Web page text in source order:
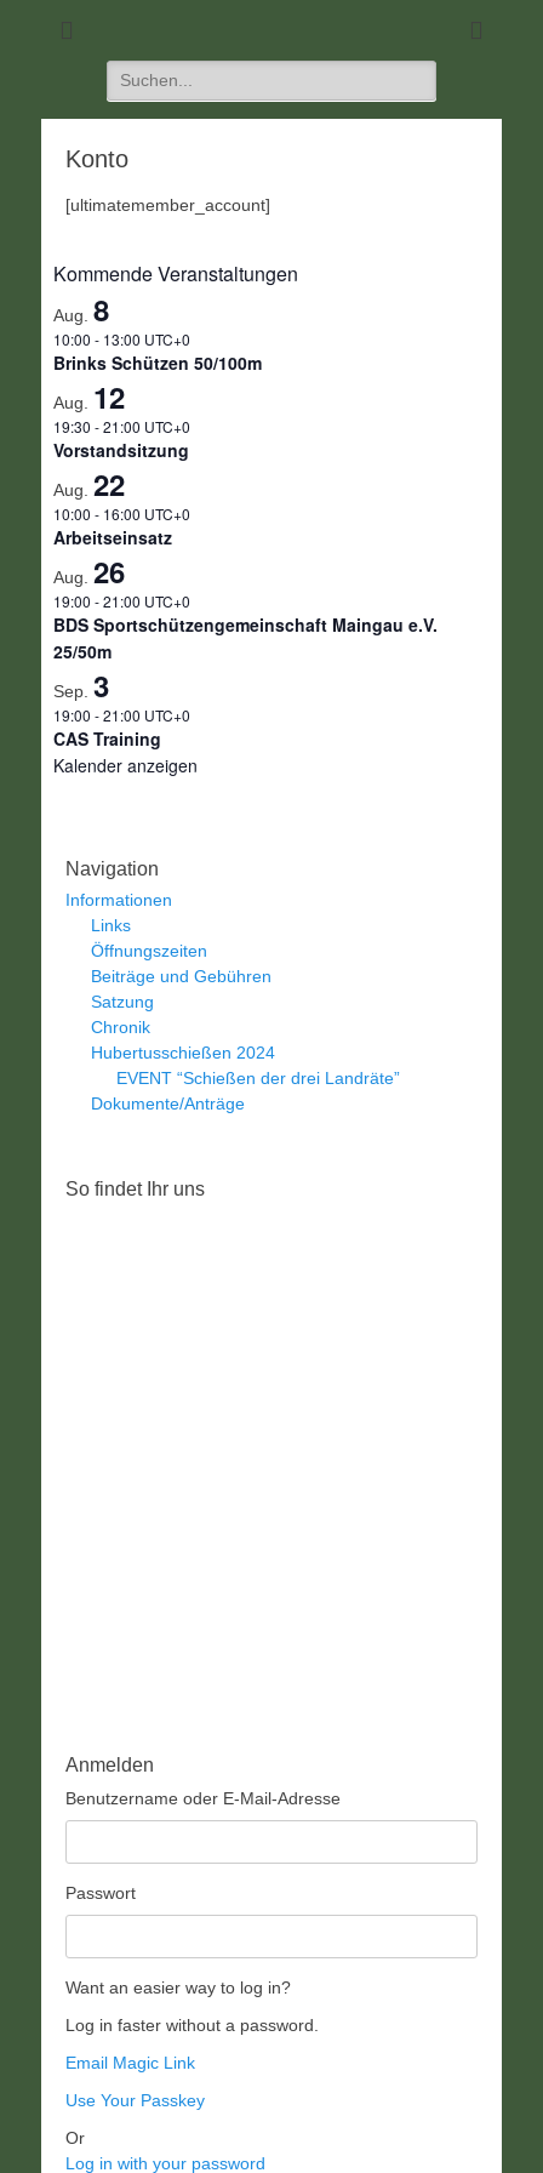
SC 1968 Klein-
Suchen
nach:
Konto
[ultimatemember_account]
Kommende Veranstaltungen
Aug. 8
10:00 - 13:00 UTC+0
Brinks Schützen 50/100m
Aug. 12
19:30 -21:00 UTC+0
Vorstandsitzung
Aug. 22
10:00 - 16:00 UTC+0
Arbeitseinsatz
Aug. 26
19:00 -21:00 UTC+0
BDS Sportschützengemeinschaft Maingau e.V.
25/50m
Sep. 3
19:00 -21:00 UTC+0
CAS Training
Kalender anzeigen
Navigation
Informationen
Links
Öffnungszeiten
Beiträge und Gebühren
Satzung
Chronik
Hubertusschießen 2024
EVENT “Schießen der drei Landräte”
Dokumente/Anträge
So findet Ihr uns
Anmelden
Benutzername oder E-Mail-Adresse
Passwort
Want an easier way to log in?
Log in faster without a password.
Email Magic Link
Use Your Passkey
Or
Log in with your password